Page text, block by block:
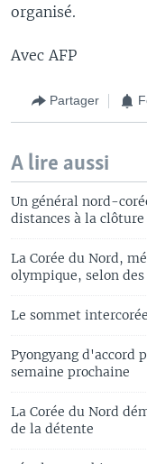
organisé.
Avec AFP
Partager
A lire aussi
Un général nord-
distances à la clôture
La Corée du Nord,
olympique, selon
Le sommet
Pyongyang d'accord
semaine prochaine
La Corée du Nord
de la détente